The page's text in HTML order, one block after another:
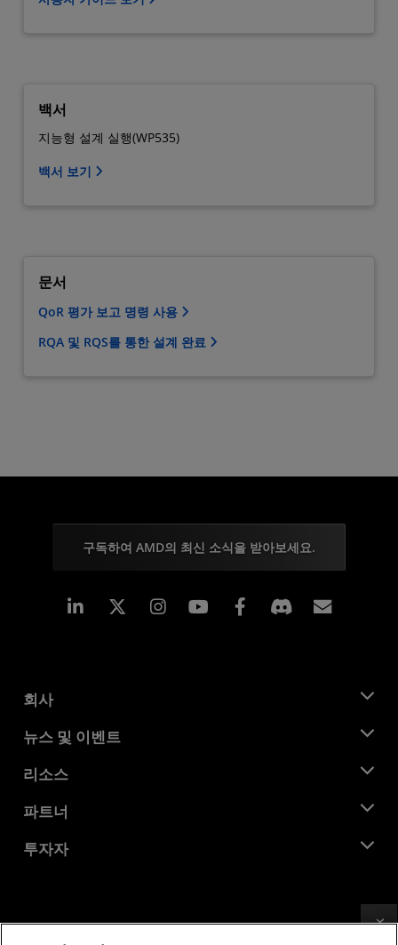
백서
지능형 설계 실행(WP535)
백서 보기
문서
QoR 평가 보고 명령 사용
RQA 및 RQS를 통한 설계 완료
구독하여 AMD의 최신 소식을 받아보세요.
Linkedin Instagram Facebook
회사
AMD 소개
기업의 사회적 책임
채용
문의하기
뉴스 및 이벤트
뉴스룸
미디어 라이브러리
리소스
개발자 센트럴
사례 연구
파트너
AMD 파트너 허브
투자자
이사위원회